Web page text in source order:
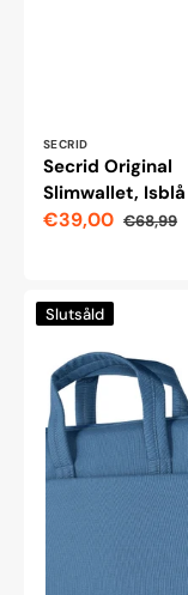
Leverantör:
SECRID
Secrid Original
Slimwallet, Isblå
Reapris
€39,00
Ordinarie
€68,99
Trust
Bologna
Laptopväska,
Slutsåld